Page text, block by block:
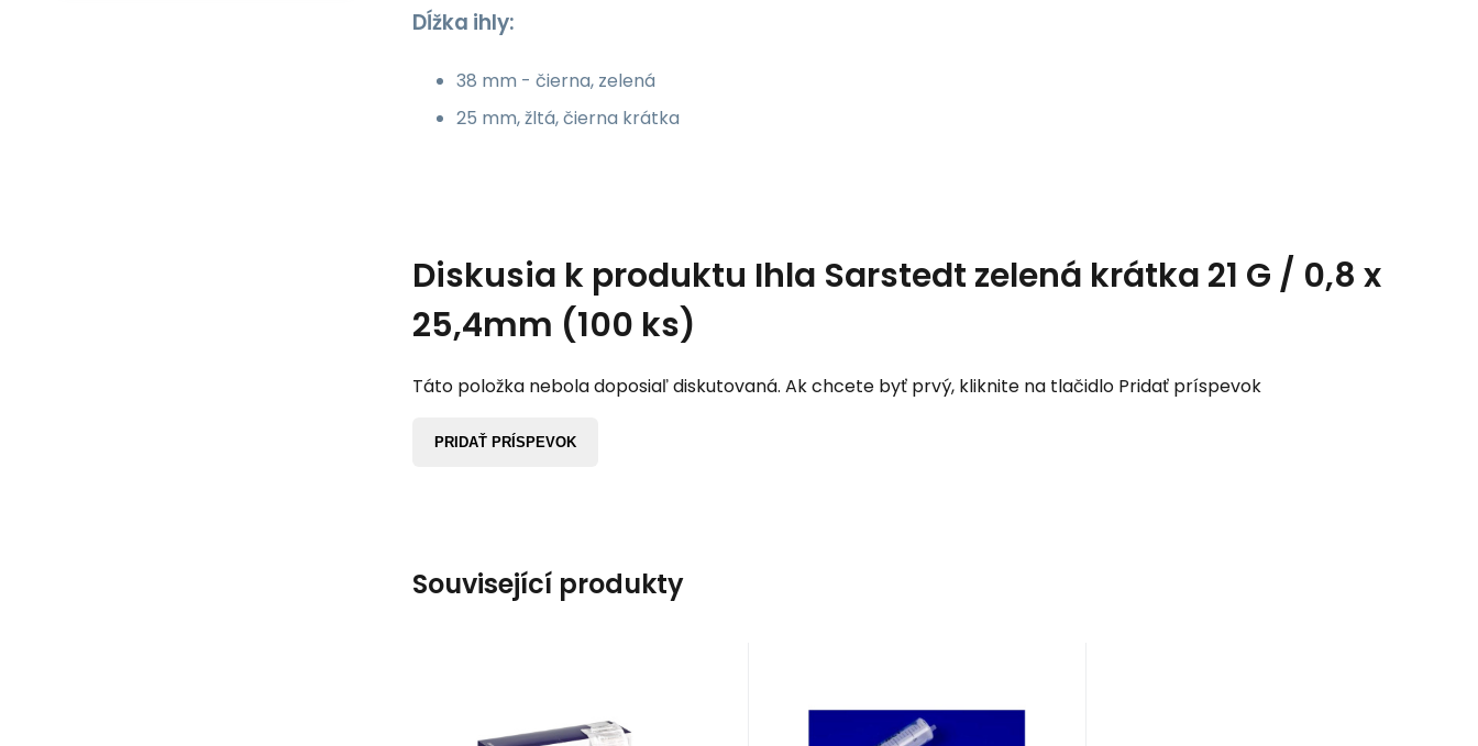
Dĺžka ihly:
38 mm - čierna, zelená
25 mm, žltá, čierna krátka
Diskusia k produktu Ihla Sarstedt zelená krátka 21 G / 0,8 x
25,4mm (100 ks)
Táto položka nebola doposiaľ diskutovaná. Ak chcete byť prvý, kliknite na tlačidlo Pridať príspevok
PRIDAŤ PRÍSPEVOK
Související produkty
Striekačka BD
Discardit luer slip
BD Discardit 2 ml injekčná
Stříkačka KDM KD-
JECT Objem
7.80EUR
KDM KD-JECT 2-dielna